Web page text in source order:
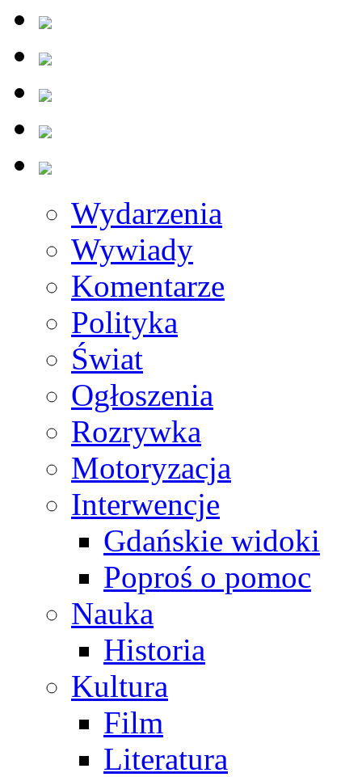
Wydarzenia
Wywiady
Komentarze
Polityka
Świat
Ogłoszenia
Rozrywka
Motoryzacja
Interwencje
Gdańskie widoki
Poproś o pomoc
Nauka
Historia
Kultura
Film
Literatura